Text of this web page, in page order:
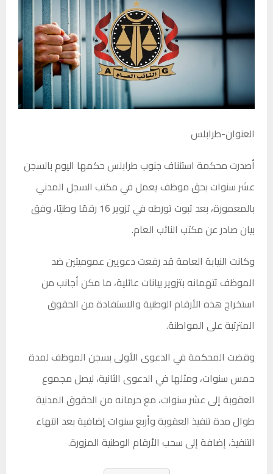
العنوان-طرابلس
أصدرت محكمة استئناف جنوب طرابلس حكمها اليوم بالسجن
عشر سنوات بحق موظف يعمل في مكتب السجل المدني
بالمعمورة، بعد ثبوت تورطه في تزوير 16 رقمًا وطنيًا، وفق
بيان صادر عن مكتب النائب العام.
وكانت النيابة العامة قد رفعت دعويين عموميتين ضد
الموظف تتهمانه بتزوير بيانات عائلية، ما مكن أجانب من
استخراج هذه الأرقام الوطنية والاستفادة من الحقوق
المترتبة على المواطنة.
وقضت المحكمة في الدعوى الأولى بسجن الموظف لمدة
خمس سنوات، ومثلها في الدعوى الثانية، ليصل مجموع
العقوبة إلى عشر سنوات، مع حرمانه من الحقوق المدنية
طوال مدة تنفيذ العقوبة وأربع سنوات إضافية بعد انتهاء
التنفيذ، إضافة إلى سحب الأرقام الوطنية المزورة.